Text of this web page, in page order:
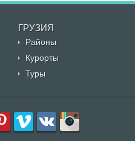
ГРУЗИЯ
Районы
Курорты
Туры